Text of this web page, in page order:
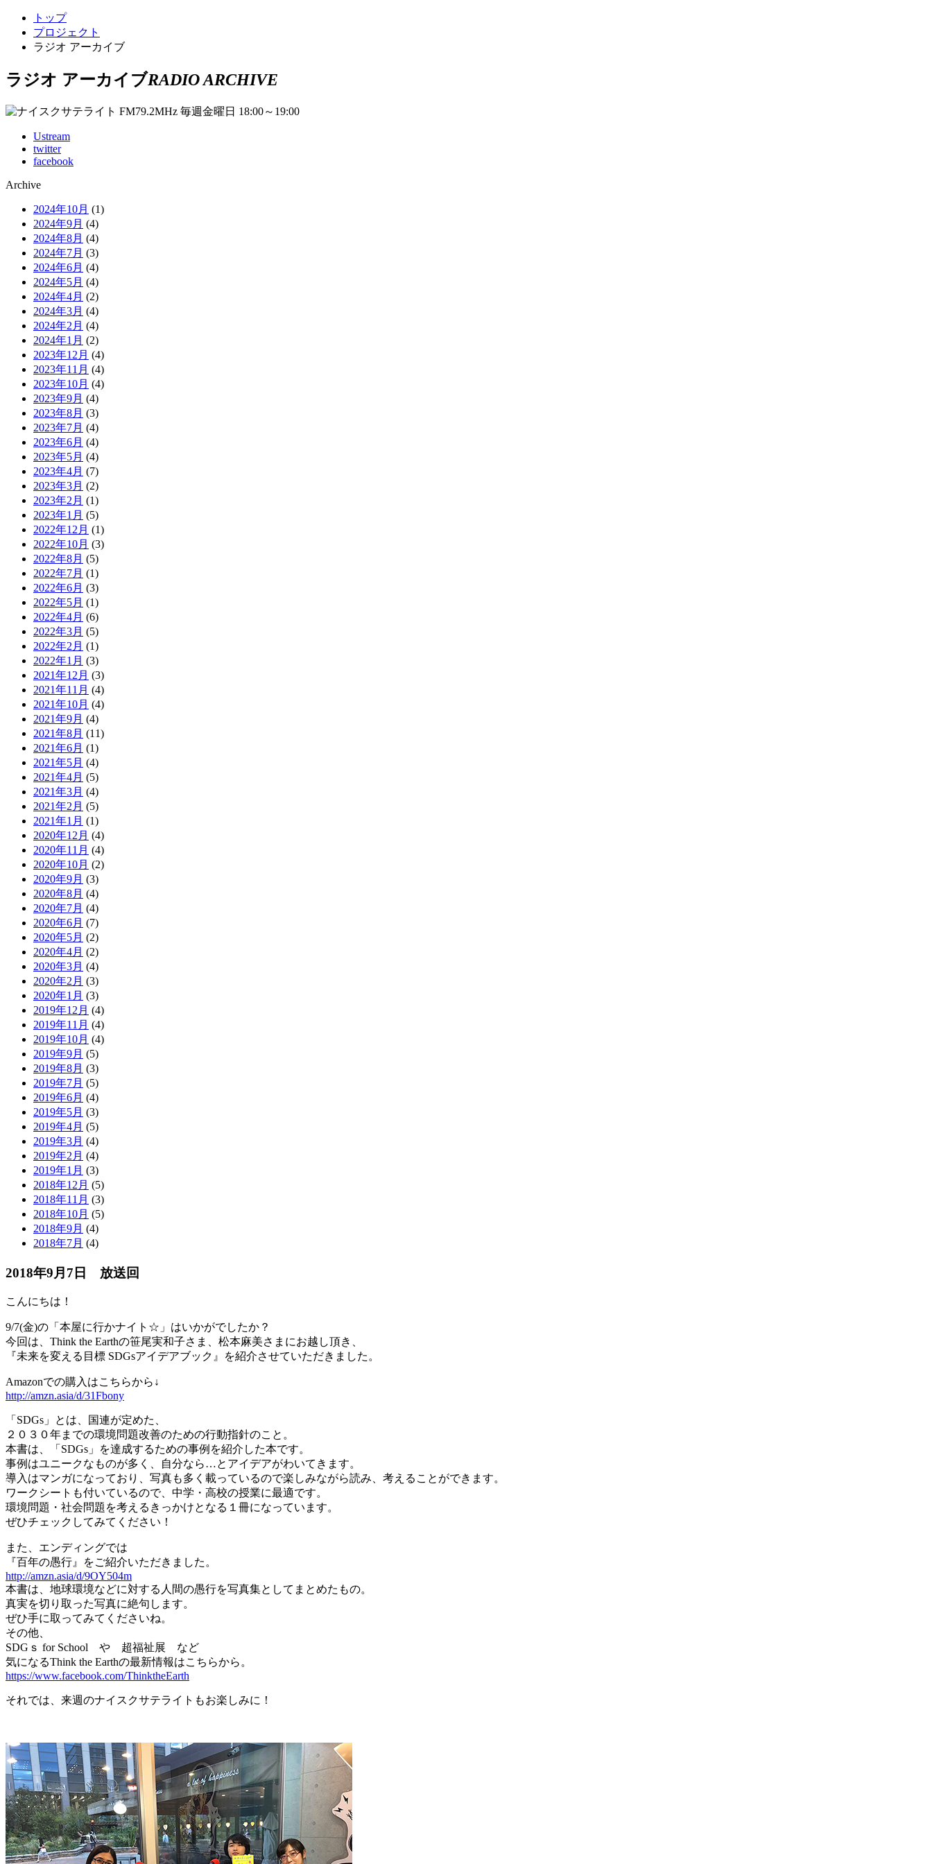
トップ
プロジェクト
ラジオ アーカイブ
ラジオ アーカイブRADIO ARCHIVE
Ustream
twitter
facebook
Archive
2024年10月 (1)
2024年9月 (4)
2024年8月 (4)
2024年7月 (3)
2024年6月 (4)
2024年5月 (4)
2024年4月 (2)
2024年3月 (4)
2024年2月 (4)
2024年1月 (2)
2023年12月 (4)
2023年11月 (4)
2023年10月 (4)
2023年9月 (4)
2023年8月 (3)
2023年7月 (4)
2023年6月 (4)
2023年5月 (4)
2023年4月 (7)
2023年3月 (2)
2023年2月 (1)
2023年1月 (5)
2022年12月 (1)
2022年10月 (3)
2022年8月 (5)
2022年7月 (1)
2022年6月 (3)
2022年5月 (1)
2022年4月 (6)
2022年3月 (5)
2022年2月 (1)
2022年1月 (3)
2021年12月 (3)
2021年11月 (4)
2021年10月 (4)
2021年9月 (4)
2021年8月 (11)
2021年6月 (1)
2021年5月 (4)
2021年4月 (5)
2021年3月 (4)
2021年2月 (5)
2021年1月 (1)
2020年12月 (4)
2020年11月 (4)
2020年10月 (2)
2020年9月 (3)
2020年8月 (4)
2020年7月 (4)
2020年6月 (7)
2020年5月 (2)
2020年4月 (2)
2020年3月 (4)
2020年2月 (3)
2020年1月 (3)
2019年12月 (4)
2019年11月 (4)
2019年10月 (4)
2019年9月 (5)
2019年8月 (3)
2019年7月 (5)
2019年6月 (4)
2019年5月 (3)
2019年4月 (5)
2019年3月 (4)
2019年2月 (4)
2019年1月 (3)
2018年12月 (5)
2018年11月 (3)
2018年10月 (5)
2018年9月 (4)
2018年7月 (4)
2018年9月7日 放送回
こんにちは！
9/7(金)の「本屋に行かナイト☆」はいかがでしたか？
今回は、 Think the Earthの笹尾実和子さま、松本麻美さまにお越し頂き、
『未来を変える目標 SDGsアイデアブック』を紹介させていただきました。
Amazonでの購入はこちらから↓
http://amzn.asia/d/31Fbony
「SDGs」とは、国連が定めた、
２０３０年までの環境問題改善のための行動指針のこと。
本書は、「SDGs」を達成するための事例を紹介した本です。
事例はユニークなものが多く、自分なら…とアイデアがわいてきます。
導入はマンガになっており、写真も多く載っているので楽しみながら読み、考えることができます。
ワークシートも付いているので、中学・高校の授業に最適です。
環境問題・社会問題を考えるきっかけとなる１冊になっています。
ぜひチェックしてみてください！
また、エンディングでは
『百年の愚行』をご紹介いただきました。
http://amzn.asia/d/9OY504m
本書は、地球環境などに対する人間の愚行を写真集としてまとめたもの。
真実を切り取った写真に絶句します。
ぜひ手に取ってみてくださいね。
その他、
SDGｓ for School や 超福祉展 など
気になるThink the Earthの最新情報はこちらから。
https://www.facebook.com/ThinktheEarth
それでは、来週のナイスクサテライトもお楽しみに！